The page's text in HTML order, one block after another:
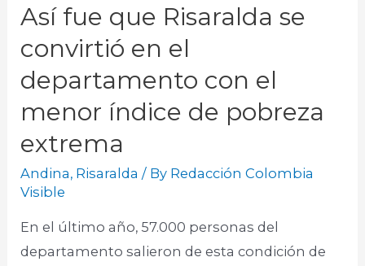
Así fue que Risaralda se
convirtió en el
departamento con el
menor índice de pobreza
extrema
Andina, Risaralda / By Redacción Colombia
Visible
En el último año, 57.000 personas del
departamento salieron de esta condición de